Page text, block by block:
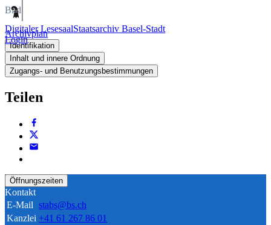
Digitaler LesesaalStaatsarchiv Basel-Stadt
Login
Bild
Archivplan
Identifikation
Inhalt und innere Ordnung
Zugangs- und Benutzungsbestimmungen
Teilen
Öffnungszeiten
Kontakt
E-Mail stabs@bs.ch
Kanzlei +41 61 267 86 01